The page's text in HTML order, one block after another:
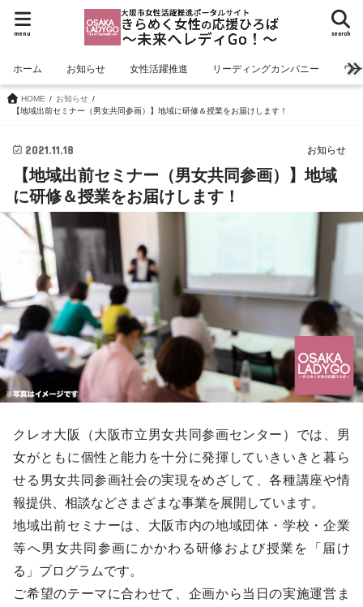
search
menu
ホーム お知らせ 女性活躍推進 リーディングカンパニー ワ
HOME
お知らせ
【地域出前セミナー（男女共同参画）】地域に研修＆授業をお届けします！
お知らせ
2021.11.18
【地域出前セミナー（男女共同参画）】地域
に研修＆授業をお届けします！
クレオ大阪（大阪市立男女共同参画センター）では、男
女がともに個性と能力を十分に発揮していきいきと暮ら
せる男女共同参画社会の実現をめざして、各種講座や情
報提供、相談などさまざまな事業を展開しています。
地域出前セミナーは、大阪市内の地域団体・学校・企業
等へ男女共同参画にかかわる研修および授業を「届け
る」プログラムです。
ご希望のテーマに合わせて、企画から当日の実施運営ま